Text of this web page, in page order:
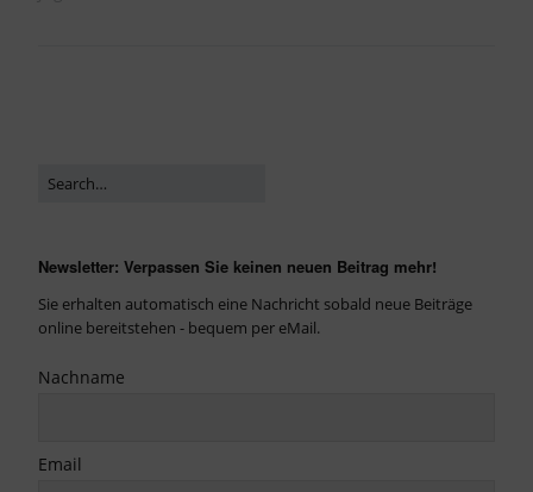
Newsletter: Verpassen Sie keinen neuen Beitrag mehr!
Sie erhalten automatisch eine Nachricht sobald neue Beiträge
online bereitstehen - bequem per eMail.
Nachname
Email